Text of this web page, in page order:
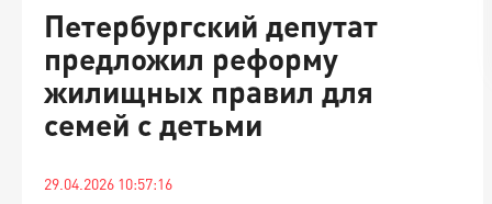
Петербургский депутат
предложил реформу
жилищных правил для
семей с детьми
29.04.2026 10:57:16